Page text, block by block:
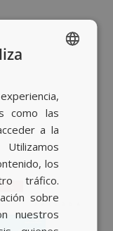
BASQUE
ENGLISH
como las
a la
los
tráfico.
sobre
nuestros